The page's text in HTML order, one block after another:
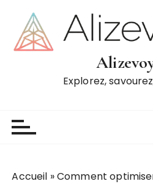
Explorez,
Accueil »Comment